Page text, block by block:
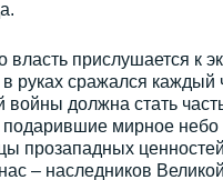
власть прислушается к
руках сражался
войны должна стать
мирное небо
прозападных
– наследников